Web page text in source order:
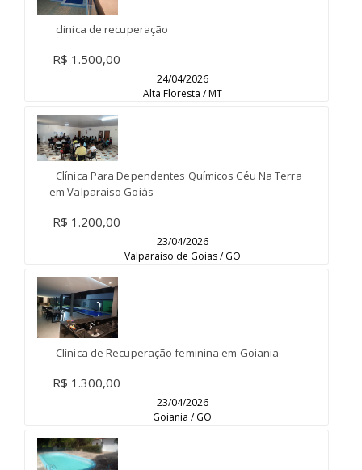
clinica de recuperação
R$ 1.500,00
24/04/2026
Alta Floresta / MT
Clínica Para Dependentes Químicos Céu Na Terra
em Valparaiso Goiás
R$ 1.200,00
23/04/2026
Valparaiso de Goias / GO
Clínica de Recuperação feminina em Goiania
R$ 1.300,00
23/04/2026
Goiania / GO